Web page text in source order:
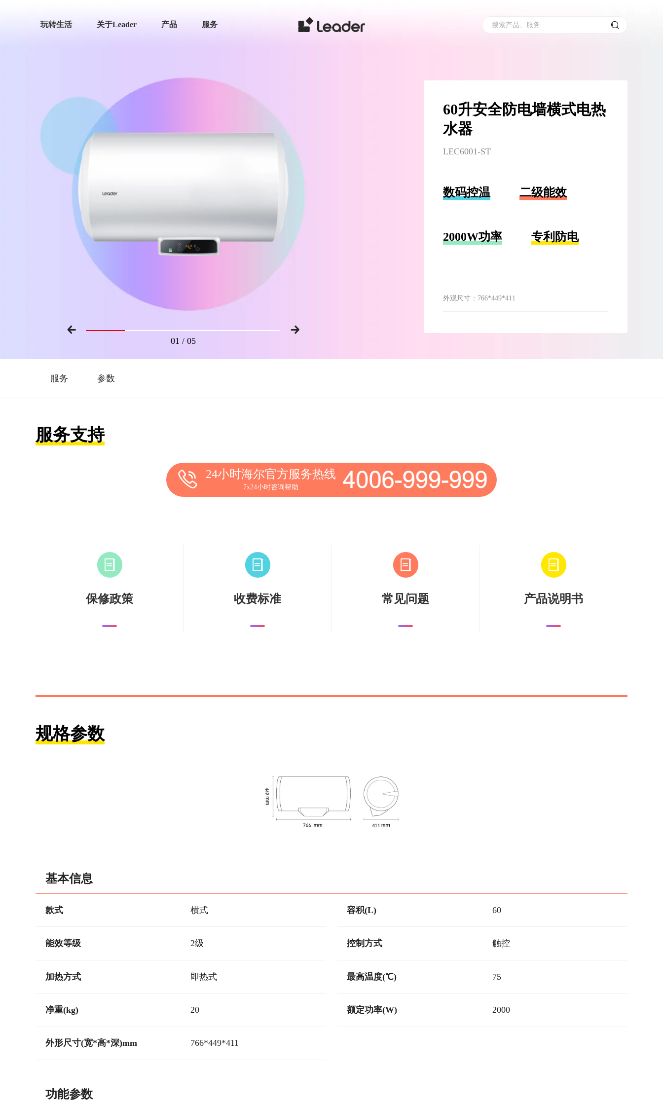
搜索产品、服务
玩转生活 关于Leader 产品 服务
01 / 05
60升安全防电墙横式电热
水器
LEC6001-ST
数码控温 二级能效
2000W功率 专利防电
外观尺寸： 766*449*411
服务 参数
服务支持
24小时海尔官方服务热线
7x24小时咨询帮助
保修政策 收费标准 常见问题 产品说明书
规格参数
基本信息
款式 横式 容积(L) 60
能效等级 2级 控制方式 触控
加热方式 即热式 最高温度(℃) 75
净重(kg) 20 额定功率(W) 2000
外形尺寸(宽*高*深)mm 766*449*411
功能参数